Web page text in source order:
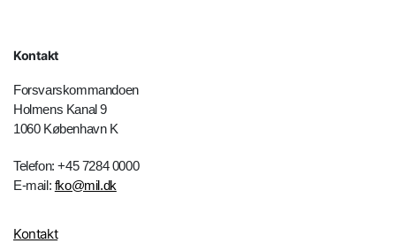
Kontakt
Forsvarskommandoen
Holmens Kanal 9
1060 København K
Telefon: +45 7284 0000
E-mail: fko@mil.dk
Kontakt